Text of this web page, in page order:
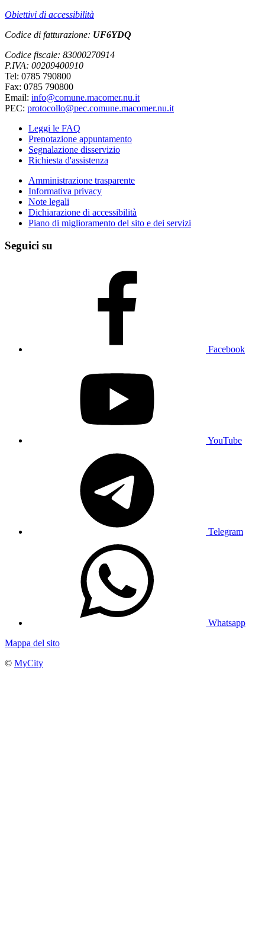
Obiettivi di accessibilità
Codice di fatturazione: UF6YDQ
Codice fiscale: 83000270914
P.IVA: 00209400910
Tel: 0785 790800
Fax: 0785 790800
Email: info@comune.macomer.nu.it
PEC: protocollo@pec.comune.macomer.nu.it
Leggi le FAQ
Prenotazione appuntamento
Segnalazione disservizio
Richiesta d'assistenza
Amministrazione trasparente
Informativa privacy
Note legali
Dichiarazione di accessibilità
Piano di miglioramento del sito e dei servizi
Seguici su
Facebook
YouTube
Telegram
Whatsapp
Mappa del sito
© MyCity